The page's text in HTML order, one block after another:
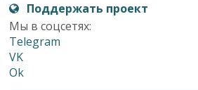
Поддержать проект
Мы в соцсетях:
Telegram
VK
Ok